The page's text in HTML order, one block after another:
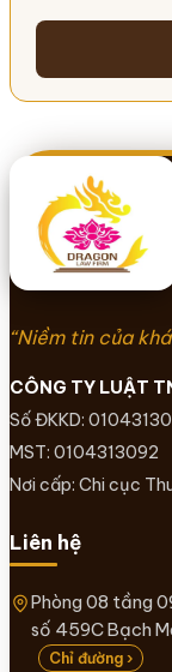
“Niềm tin của
CÔNG TY LUẬT
Số ĐKKD:
MST: 0104313092
Nơi cấp: Chi cục
Liên hệ
Phòng 08 tầng
số 459C Bạch
Chỉ đường ›